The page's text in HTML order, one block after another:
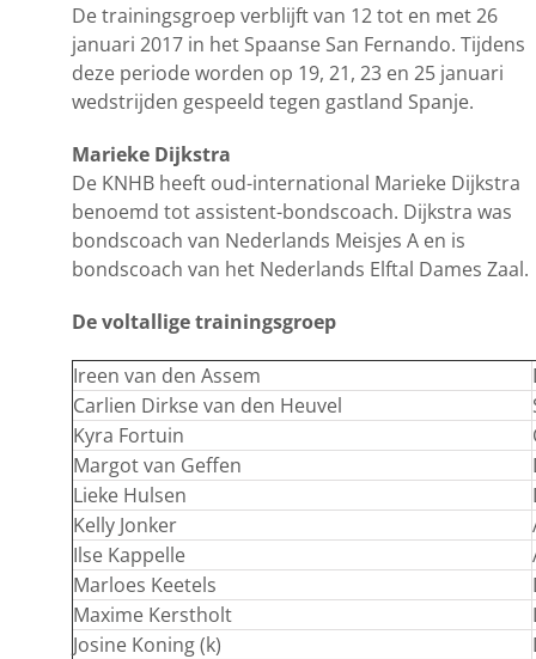
De trainingsgroep verblijft van 12 tot en met 26
januari 2017 in het Spaanse San Fernando. Tijdens
deze periode worden op 19, 21, 23 en 25 januari
wedstrijden gespeeld tegen gastland Spanje.
Marieke Dijkstra
De KNHB heeft oud-international Marieke Dijkstra
benoemd tot assistent-bondscoach. Dijkstra was
bondscoach van Nederlands Meisjes A en is
bondscoach van het Nederlands Elftal Dames Zaal.
De voltallige trainingsgroep
Ireen van den Assem
Carlien Dirkse van den Heuvel
Kyra Fortuin
Margot van Geffen
Lieke Hulsen
Kelly Jonker
Ilse Kappelle
Marloes Keetels
Maxime Kerstholt
Josine Koning (k)